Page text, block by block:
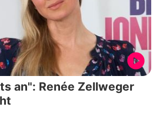
an": Renée Zellweger